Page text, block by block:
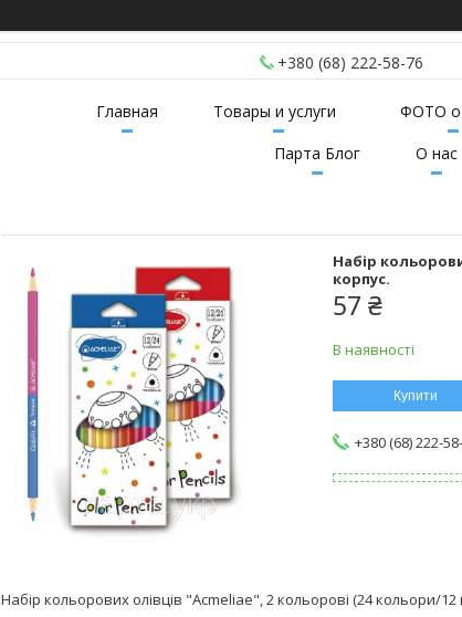
+380 (68) 222-58-76
Главная Товары и услуги ФОТО
Парта Блог
О нас
Набір
корпус.
57 ₴
В наявності
Купити
+380 (68) 222-
Набір кольорових олівців "Acmeliae", 2 кольорові (24 кольори/